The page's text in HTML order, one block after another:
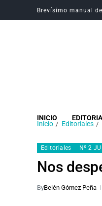
Brevísimo manual
INICIO
Inicio Editoriales
Editoriales Nº 2
Nos
ByBelén Gómez Peña